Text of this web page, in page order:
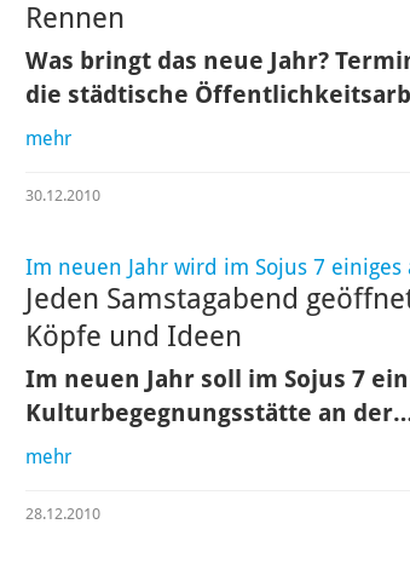
Rennen
Was bringt das neue Jahr?
die städtische
mehr
30.12.2010
Im neuen Jahr wird im Sojus 7 einiges
Jeden Samstagabend
Köpfe und Ideen
Im neuen Jahr soll im Sojus 7
Kulturbegegnungsstätte an
mehr
28.12.2010